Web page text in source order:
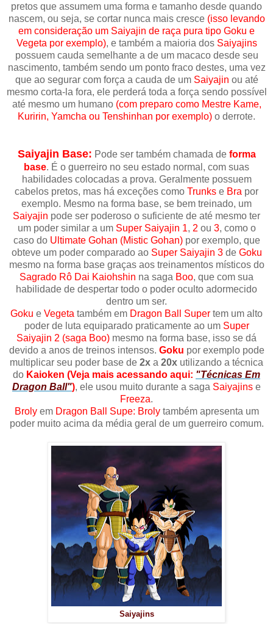
pretos que assumem uma forma e tamanho desde quando
nascem, ou seja, se cortar nunca mais cresce (isso levando
em consideração um Saiyajin de raça pura tipo Goku e
Vegeta por exemplo), e também a maioria dos Saiyajins
possuem cauda semelhante a de um macaco desde seu
nascimento, também sendo um ponto fraco destes, uma vez
que ao segurar com força a cauda de um Saiyajin ou até
mesmo corta-la fora, ele perderá toda a força sendo possível
até mesmo um humano (com preparo como Mestre Kame,
Kuririn, Yamcha ou Tenshinhan por exemplo) o derrote.
Saiyajin Base: Pode ser também chamada de forma
base. É o guerreiro no seu estado normal, com suas
habilidades colocadas a prova. Geralmente possuem
cabelos pretos, mas há exceções como Trunks e Bra por
exemplo. Mesmo na forma base, se bem treinado, um
Saiyajin pode ser poderoso o suficiente de até mesmo ter
um poder similar a um Super Saiyajin 1, 2 ou 3, como o
caso do Ultimate Gohan (Mistic Gohan)por exemplo, que
obteve um poder comparado ao Super Saiyajin 3de Goku
mesmo na forma base graças aos treinamentos místicos do
Sagrado Rô Dai Kaiohshin na saga Boo, que com sua
habilidade de despertar todo o poder oculto adormecido
dentro um ser.
Goku e Vegeta também em Dragon Ball Super tem um alto
poder de luta equiparado praticamente ao um Super
Saiyajin 2 (saga Boo) mesmo na forma base, isso se dá
devido a anos de treinos intensos. Goku por exemplo pode
multiplicar seu poder base de 2x a 20x utilizando a técnica
do Kaioken (Veja mais acessando aqui: "Técnicas Em
Dragon Ball"), ele usou muito durante a saga Saiyajins e
Freeza.
Brolyem Dragon Ball Supe: Brolytambém apresenta um
poder muito acima da média geral de um guerreiro comum.
Saiyajins